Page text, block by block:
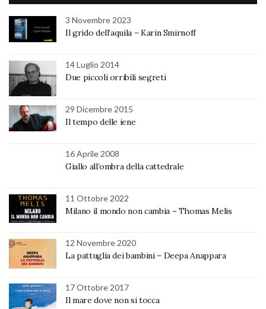
3 Novembre 2023
Il grido dell’aquila – Karin Smirnoff
14 Luglio 2014
Due piccoli orribili segreti
29 Dicembre 2015
Il tempo delle iene
16 Aprile 2008
Giallo all’ombra della cattedrale
11 Ottobre 2022
Milano il mondo non cambia – Thomas Melis
12 Novembre 2020
La pattuglia dei bambini – Deepa Anappara
17 Ottobre 2017
Il mare dove non si tocca